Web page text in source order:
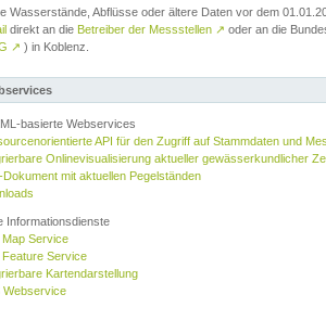
Wasserstände, Abflüsse oder ältere Daten vor dem
direkt an die Betreiber der Messstellen ↗ oder an die
↗ ) in Koblenz.
basierte Webservices
API für den Zugriff auf Stammdaten und
Onlinevisualisierung aktueller gewässerkundlicher
Dokument mit aktuellen Pegelständen
Informationsdienste
Map Service
Feature Service
Kartendarstellung
Webservice